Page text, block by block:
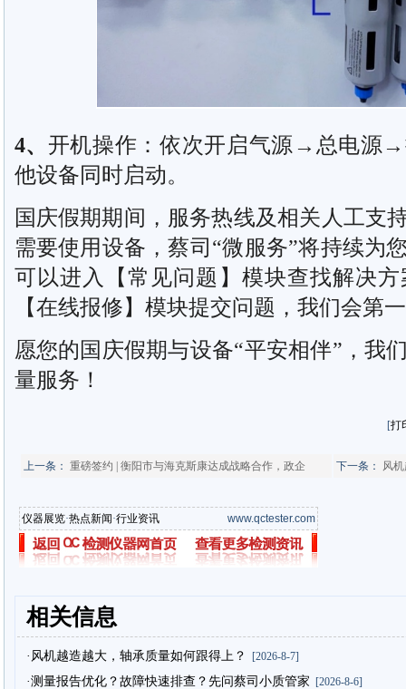
4、 开机操作：依次开启气源→总电源
他设备同时启动。
国庆假期期间，服务热线及相关人工支
需要使用设备，蔡司“微服务”将持续为
可以进入【常见问题】模块查找解决
【在线报修】模块提交问题，我们会第
愿您的国庆假期与设备“平安相伴”，我
量服务！
[打
上一条： 重磅签约 | 衡阳市与海克斯康达成战略合作，政企 下一条： 风
仪器展览·热点新闻·行业资讯 www.qctester.com
相关信息
·风机越造越大，轴承质量如何跟得上？ [2026-8-7]
·测量报告优化？故障快速排查？先问蔡司小质管家 [2026-8-6]